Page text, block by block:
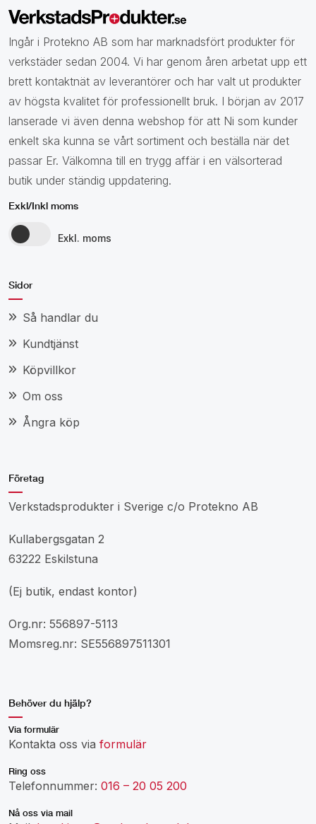
Ingår i Protekno AB som har marknadsfört produkter för
verkstäder sedan 2004. Vi har genom åren arbetat upp ett
brett kontaktnät av leverantörer och har valt ut produkter
av högsta kvalitet för professionellt bruk. I början av 2017
lanserade vi även denna webshop för att Ni som kunder
enkelt ska kunna se vårt sortiment och beställa när det
passar Er. Välkomna till en trygg affär i en välsorterad
butik under ständig uppdatering.
Exkl/Inkl moms
Exkl. moms
Sidor
Så handlar du
Kundtjänst
Köpvillkor
Om oss
Ångra köp
Företag
Verkstadsprodukter i Sverige c/o Protekno AB
Kullabergsgatan 2
63222 Eskilstuna
(Ej butik, endast kontor)
Org.nr: 556897-5113
Momsreg.nr: SE556897511301
Behöver du hjälp?
Via formulär
Kontakta oss via formulär
Ring oss
Telefonnummer: 016 – 20 05 200
Nå oss via mail